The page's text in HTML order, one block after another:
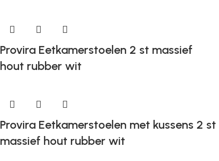
Provira Eetkamerstoelen 2 st massief
hout rubber wit
Provira Eetkamerstoelen met kussens 2 st
massief hout rubber wit